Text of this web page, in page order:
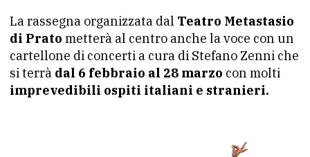
La rassegna organizzata dal Teatro Metastasio
di Prato metterà al centro anche la voce con un
cartellone di concerti a cura di Stefano Zenni che
si terrà dal 6 febbraio al 28 marzo con molti
imprevedibili ospiti italiani e stranieri.